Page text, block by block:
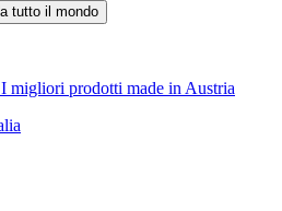
I migliori prodotti made in Austria